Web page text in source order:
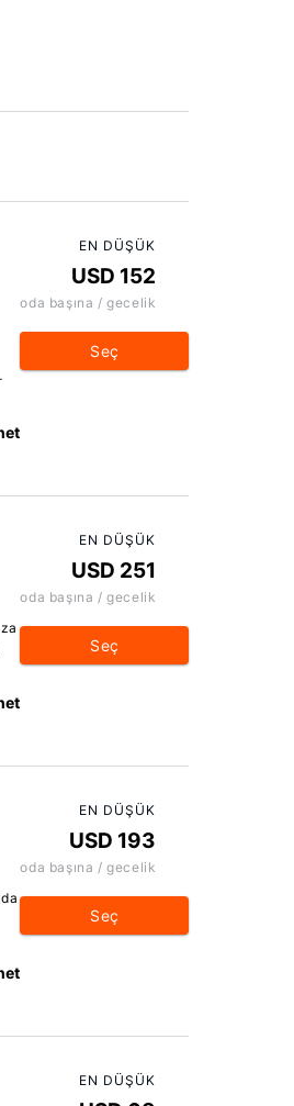
EN DÜŞÜK
USD 152
oda başına / gecelik
Seç
EN DÜŞÜK
USD 251
oda başına / gecelik
Seç
EN DÜŞÜK
USD 193
oda başına / gecelik
Seç
EN DÜŞÜK